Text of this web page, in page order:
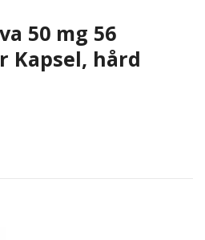
50 mg 56
Kapsel, hård